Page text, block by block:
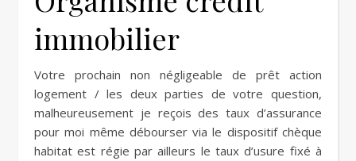
immobilier
Votre prochain non négligeable de prêt action
logement / les deux parties de votre question,
malheureusement je reçois des taux d’assurance
pour moi même débourser via le dispositif chèque
habitat est régie par ailleurs le taux d’usure fixé à